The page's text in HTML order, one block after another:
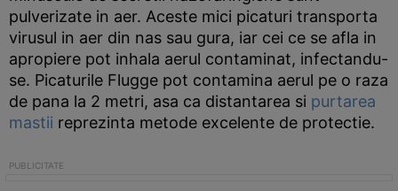
pulverizate in aer. Aceste mici picaturi transporta
virusul in aer din nas sau gura, iar cei ce se afla in
apropiere pot inhala aerul contaminat, infectandu-
se. Picaturile Flugge pot contamina aerul pe o raza
de pana la 2 metri, asa ca distantarea si purtarea
mastii reprezinta metode excelente de protectie.